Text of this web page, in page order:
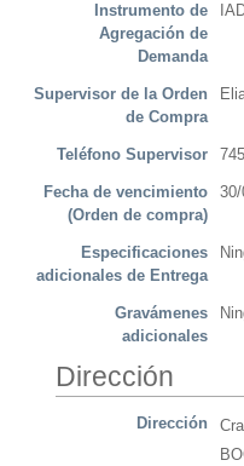
Instrumento de
Agregación de
Demanda
Supervisor de la Orden
de Compra
Teléfono Supervisor
Fecha de vencimiento
(Orden de compra)
Especificaciones
adicionales de Entrega
Gravámenes
adicionales
Dirección
Dirección